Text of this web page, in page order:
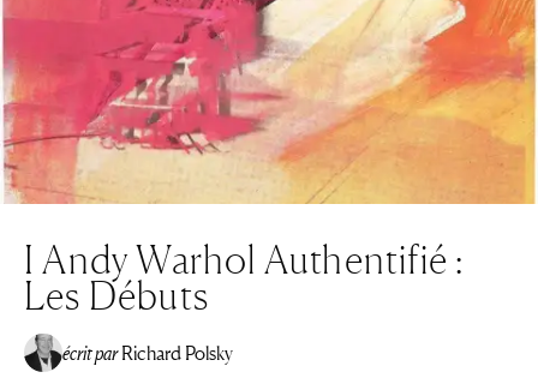
I Andy Warhol Authentifié :
Les Débuts
écrit par Richard Polsky